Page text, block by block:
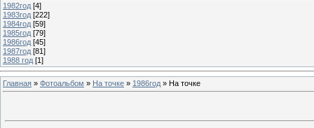
1982год [4]
1983год [222]
1984год [59]
1985год [79]
1986год [45]
1987год [81]
1988 год [1]
Главная » Фотоальбом » На точке » 1986год » На точке